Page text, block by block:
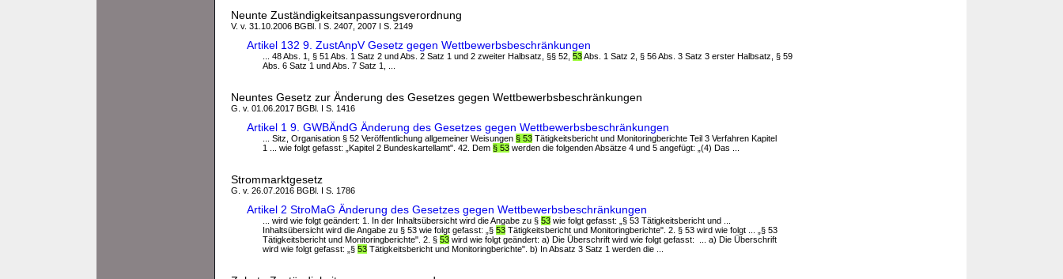
Neunte Zuständigkeitsanpassungsverordnung
V. v. 31.10.2006 BGBl. I S. 2407, 2007 I S. 2149
Artikel 132 9. ZustAnpV Gesetz gegen Wettbewerbsbeschränkungen
... 48 Abs. 1, § 51 Abs. 1 Satz 2 und Abs. 2 Satz 1 und 2 zweiter Halbsatz, §§ 52, 53Abs. 1 Satz 2, § 56 Abs. 3 Satz 3 erster Halbsatz, § 59
Abs. 6 Satz 1 und Abs. 7 Satz 1, ...
Neuntes Gesetz zur Änderung des Gesetzes gegen Wettbewerbsbeschränkungen
G. v. 01.06.2017 BGBl. I S. 1416
Artikel 1 9. GWBÄndG Änderung des Gesetzes gegen Wettbewerbsbeschränkungen
... Sitz, Organisation § 52 Veröffentlichung allgemeiner Weisungen § 53 Tätigkeitsbericht und Monitoringberichte Teil 3 Verfahren Kapitel
1 ... wie folgt gefasst: „Kapitel 2 Bundeskartellamt". 42. Dem § 53 werden die folgenden Absätze 4 und 5 angefügt: „(4) Das ...
Strommarktgesetz
G. v. 26.07.2016 BGBl. I S. 1786
Artikel 2 StroMaG Änderung des Gesetzes gegen Wettbewerbsbeschränkungen
... wird wie folgt geändert: 1. In der Inhaltsübersicht wird die Angabe zu § 53 wie folgt gefasst: „§ 53 Tätigkeitsbericht und ...
Inhaltsübersicht wird die Angabe zu § 53 wie folgt gefasst: „§ 53 Tätigkeitsbericht und Monitoringberichte". 2. § 53 wird wie folgt ... „§ 53
Tätigkeitsbericht und Monitoringberichte". 2. § 53 wird wie folgt geändert: a) Die Überschrift wird wie folgt gefasst: ... a) Die Überschrift
wird wie folgt gefasst: „§ 53 Tätigkeitsbericht und Monitoringberichte". b) In Absatz 3 Satz 1 werden die ...